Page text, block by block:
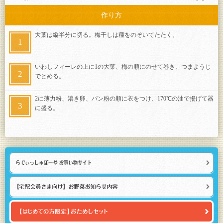
作り方
大葉は縦半分に切る。梅干しは種をのぞいてたたく。
いわしフィーレの上に1の大葉、梅の順にのせて巻き、つまようじ
でとめる。
2に薄力粉、溶き卵、パン粉の順に衣をつけ、170℃の油で揚げて器
に盛る。